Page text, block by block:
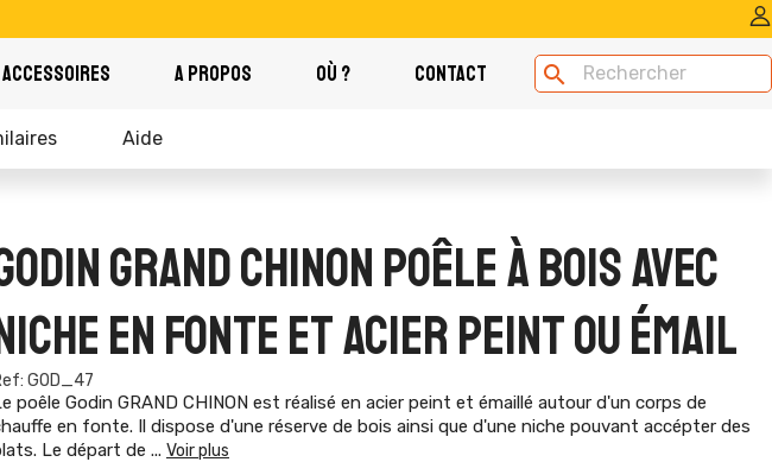
ACCESSOIRES A PROPOS OÙ ? CONTACT search
Aide
GRAND CHINON POÊLE À BOIS AVEC
EN FONTE ET ACIER PEINT OU ÉMAIL
GOD_47
poêle Godin GRAND CHINON est réalisé en acier peint et émaillé autour d'un corps de
en fonte. Il dispose d'une réserve de bois ainsi que d'une niche pouvant accépter des
Le départ de ... Voir plus